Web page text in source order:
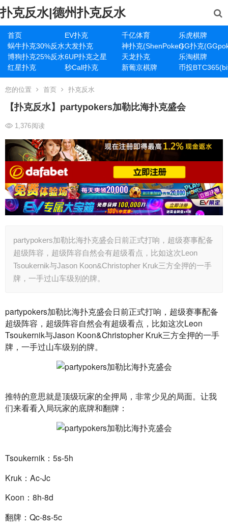
扑克反水|德州扑克反水
首页 EV扑克 千亿体育
乐虎棋牌
蜗牛扑克30%反水大发扑克 神扑克(ShenPoker)GG扑克
博狗扑克25%反水6UP扑克之星 天龙扑克
乐淘棋牌
红星扑克
秒Call扑克 新葡京棋牌 币投
您的位置 首页 扑克反水
【扑克反水】partypokers加勒比海扑克盛会
1,376阅读
partypokers加勒比海扑克盛会日前正式打响，超级赛事配备
超级阵容，超级阵容自然会有超级看点，比如这次Leon
Tsoukernik与Jason Koon&Christopher Kruk三方全押的一手
牌，一手过山车级别的牌。
partypokers加勒比海扑克盛会日前正式打响，超级赛事配备
超级阵容，超级阵容自然会有超级看点，比如这次Leon
Tsoukernik与Jason Koon&Christopher Kruk三方全押的一手
牌，一手过山车级别的牌。
推特的意思就是顶级玩家的全押局，非常少见的局面。让我
们来看看入局玩家的底牌和翻牌：
Tsoukernik：5s-5h
Kruk：Ac-Jc
Koon：8h-8d
翻牌：Qc-8s-5c